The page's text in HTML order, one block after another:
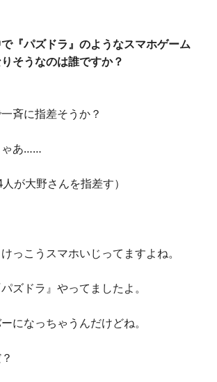
『パズドラ』のようなスマホゲーム
そうなのは誰ですか？
斉に指差そうか？
ゃあ……
が大野さんを指差す）
っこうスマホいじってますよね。
ズドラ』やってましたよ。
になっちゃうんだけどね。